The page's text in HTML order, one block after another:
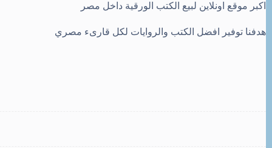
اكبر موقع اونلاين لبيع الكتب الورقية داخل مصر
هدفنا توفير افضل الكتب والروايات لكل قارىء مصري